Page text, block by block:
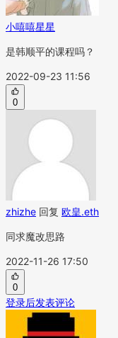
小嘻嘻星星
是韩顺平的课程吗？
2022-09-23 11:56
0
zhizhe 回复 欧皇.eth
同求魔改思路
2022-11-26 17:50
0
登录后发表评论